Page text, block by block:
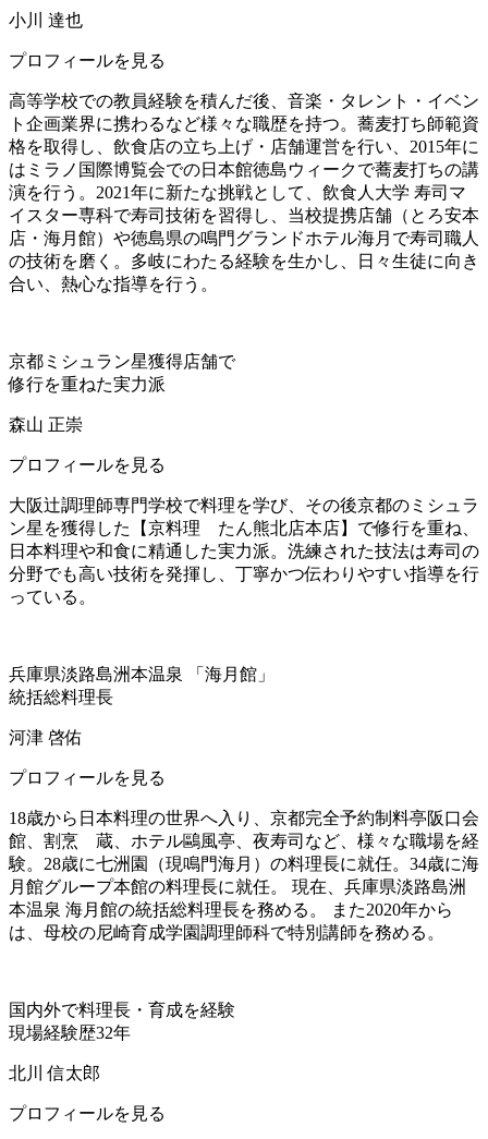
小川 達也
プロフィールを見る
高等学校での教員経験を積んだ後、音楽・タレント・イベン
ト企画業界に携わるなど様々な職歴を持つ。蕎麦打ち師範資
格を取得し、飲食店の立ち上げ・店舗運営を行い、2015年に
はミラノ国際博覧会での日本館徳島ウィークで蕎麦打ちの講
演を行う。2021年に新たな挑戦として、飲食人大学 寿司マ
イスター専科で寿司技術を習得し、当校提携店舗（とろ安本
店・海月館）や徳島県の鳴門グランドホテル海月で寿司職人
の技術を磨く。多岐にわたる経験を生かし、日々生徒に向き
合い、熱心な指導を行う。
京都ミシュラン星獲得店舗で
修行を重ねた実力派
森山 正崇
プロフィールを見る
大阪辻調理師専門学校で料理を学び、その後京都のミシュラ
ン星を獲得した【京料理 たん熊北店本店】で修行を重ね、
日本料理や和食に精通した実力派。洗練された技法は寿司の
分野でも高い技術を発揮し、丁寧かつ伝わりやすい指導を行
っている。
兵庫県淡路島洲本温泉 「海月館」
統括総料理長
河津 啓佑
プロフィールを見る
18歳から日本料理の世界へ入り、京都完全予約制料亭阪口会
館、割烹 蔵、ホテル鷗風亭、夜寿司など、様々な職場を経
験。28歳に七洲園（現鳴門海月）の料理長に就任。34歳に海
月館グループ本館の料理長に就任。 現在、兵庫県淡路島洲
本温泉 海月館の統括総料理長を務める。 また2020年から
は、母校の尼崎育成学園調理師科で特別講師を務める。
国内外で料理長・育成を経験
現場経験歴32年
北川 信太郎
プロフィールを見る